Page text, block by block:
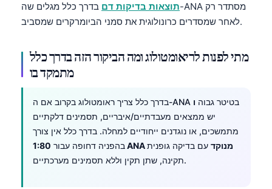
תוצאות בדיקות דם בדרך כלל מגלים שה-ANA מסתדר רק
לאחר שמסדרים כרונולוגית את סמני הביומרקרים שמסביב.
מתי לפנות לריאומטולוג ומה הביקור הזה בדרך כלל
מתמקד בו
בדרך כלל צריך ראומטולוג בקרוב אם ה-ANA בטיטר גבוה ו
יש ממצאים מעבדתיים/איבריים, תסמינים דלקתיים
מתמשכים, או נוגדנים ייחודיים למחלה. בדרך כלל אין צורך
בהפניה דחופה עבור
1:80 ANA מנוקד עם בדיקה גופנית
תקינה, שתן תקין וללא תסמינים מערכתיים.
Հայերեն
Íslenska
Српски језик
Bosanski
Eesti
日本語